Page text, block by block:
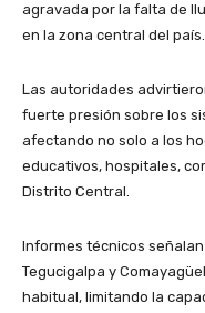
agravada por la falta de
en la zona central del país.
Las autoridades
fuerte presión sobre los
afectando no solo a los
educativos, hospitales,
Distrito Central.
Informes técnicos
Tegucigalpa y
habitual, limitando la